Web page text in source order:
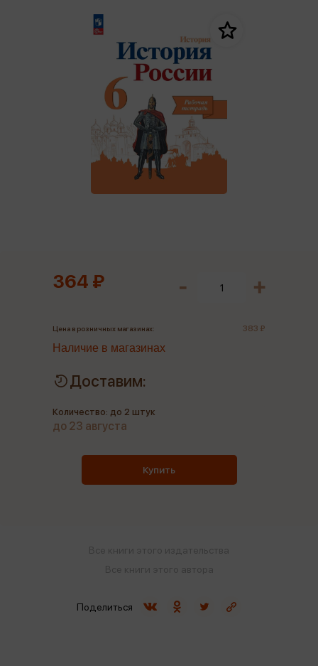
364 ₽
Цена в розничных магазинах: 383 ₽
Наличие в магазинах
Доставим:
Количество: до 2 штук
до 23 августа
Купить
Поделиться